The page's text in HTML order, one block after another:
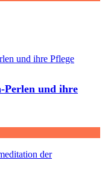
Perlen und ihre